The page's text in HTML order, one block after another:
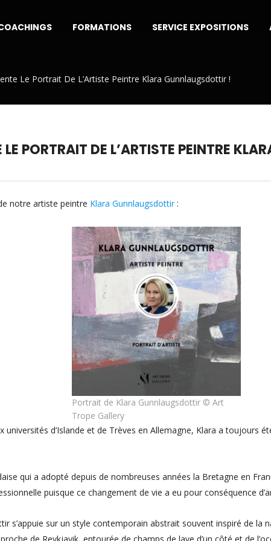
FORMATIONS SERVICE EXPOSITIONS
Le Portrait De L’Artiste Peintre Klara Gunnlaugsdottir !
LE PORTRAIT DE L’ARTISTE PEINTRE
notre artiste peintre Klara Gunnlaugsdottir:
Portrait de Klara Gunnlaugsdottir © Art
Trope Gallery
universités d’Islande et de Trèves en Allemagne, Klara a toujours
qui a adopté depuis de nombreuses années la Bretagne en
puisque ce changement de vie a eu pour conséquence
s’appuie sur un style contemporain abstrait souvent inspiré de la